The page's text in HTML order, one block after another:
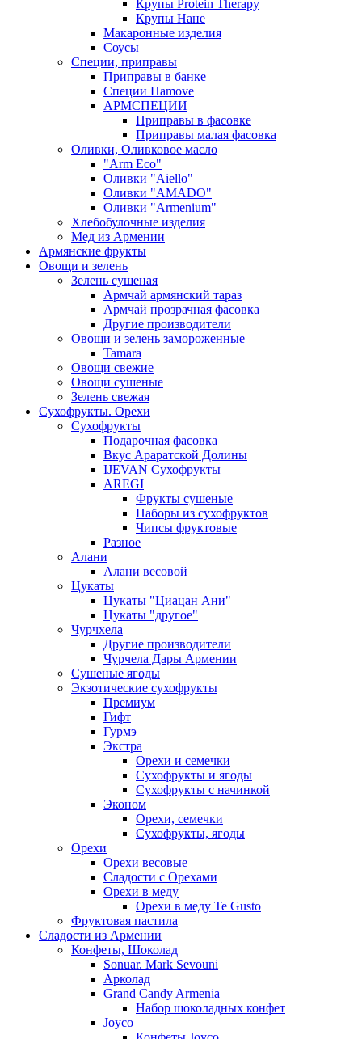
Крупы Protein Therapy
Крупы Нане
Макаронные изделия
Соусы
Специи, приправы
Приправы в банке
Специи Hamove
АРМСПЕЦИИ
Приправы в фасовке
Приправы малая фасовка
Оливки, Оливковое масло
"Arm Eco"
Оливки "Aiello"
Оливки "AMADO"
Оливки "Armenium"
Хлебобулочные изделия
Мед из Армении
Армянские фрукты
Овощи и зелень
Зелень сушеная
Армчай армянский тараз
Армчай прозрачная фасовка
Другие производители
Овощи и зелень замороженные
Tamara
Овощи свежие
Овощи сушеные
Зелень свежая
Сухофрукты. Орехи
Сухофрукты
Подарочная фасовка
Вкус Араратской Долины
IJEVAN Сухофрукты
AREGI
Фрукты сушеные
Наборы из сухофруктов
Чипсы фруктовые
Разное
Алани
Алани весовой
Цукаты
Цукаты "Циацан Ани"
Цукаты "другое"
Чурчхела
Другие производители
Чурчела Дары Армении
Сушеные ягоды
Экзотические сухофрукты
Премиум
Гифт
Гурмэ
Экстра
Орехи и семечки
Сухофрукты и ягоды
Сухофрукты с начинкой
Эконом
Орехи, семечки
Сухофрукты, ягоды
Орехи
Орехи весовые
Сладости с Орехами
Орехи в меду
Орехи в меду Te Gusto
Фруктовая пастила
Сладости из Армении
Конфеты, Шоколад
Sonuar. Mark Sevouni
Арколад
Grand Candy Armenia
Набор шоколадных конфет
Joyco